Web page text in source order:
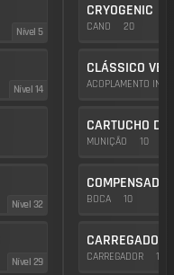
Nível 5
Nível 14
Nível 32
Nível 29
CRYOGENIC
CANO 20
CLÁSSICO
ACOPLAMENTO
CARTUCHO DE
MUNIÇÃO 10
BOCA 10
CARREGADOR 15